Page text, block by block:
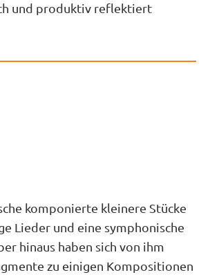
und produktiv reflektiert
komponierte kleinere Stücke
Lieder und eine symphonische
hinaus haben sich von ihm
zu einigen Kompositionen